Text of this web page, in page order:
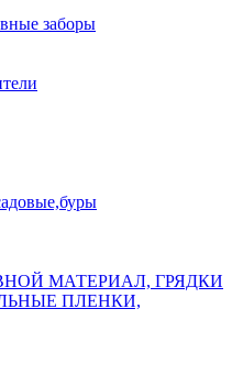
заборы
МАТЕРИАЛ, ГРЯДКИ
ПЛЕНКИ,